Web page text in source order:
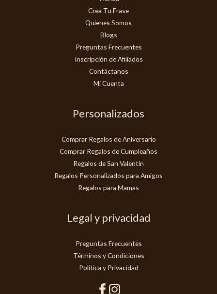
Crea Tu Frase
Quienes Somos
Blogs
Preguntas Frecuentes
Inscripción de Afiliados
Contáctanos
Mi Cuenta
Personalizados
Comprar Regalos de Aniversario
Comprar Regalos de Cumpleaños
Regalos de San Valentín
Regalos Personalizados para Amigos
Regalos para Mamas
Legal y privacidad
Preguntas Frecuentes
Términos y Condiciones
Politica y Privacidad